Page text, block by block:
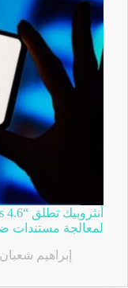
لمعالجة مستندات
إبراهيم شعبان